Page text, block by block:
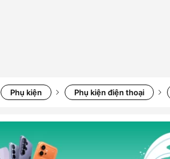
Phụ kiện Phụ kiện điện thoại